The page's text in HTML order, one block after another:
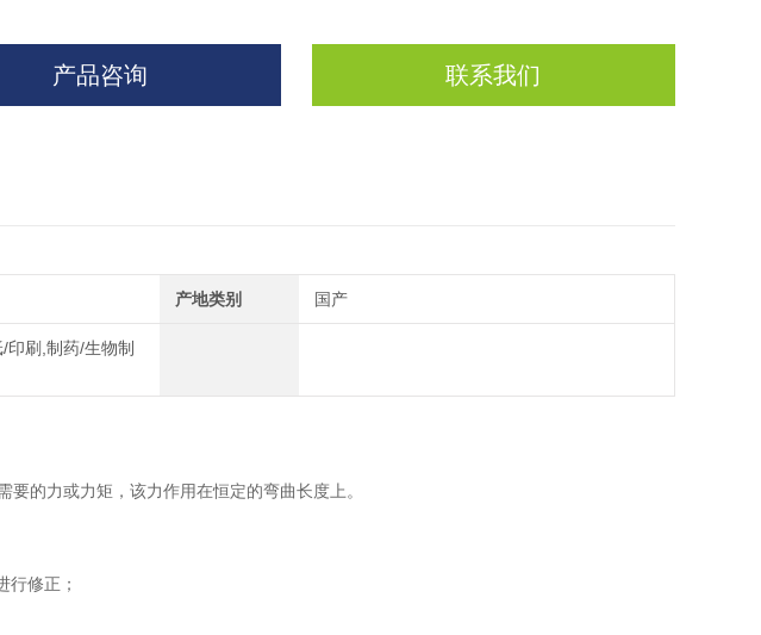
产品咨询 联系我们
产地类别 国产
印刷,制药/生物制
的力或力矩，该力作用在恒定的弯曲长度上。
修正；